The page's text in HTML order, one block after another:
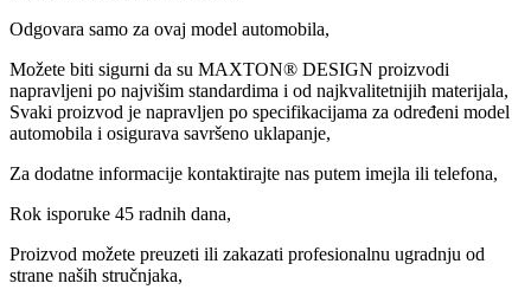
Odgovara samo za ovaj model automobila,
Možete biti sigurni da su MAXTON® DESIGN proizvodi
napravljeni po najvišim standardima i od najkvalitetnijih materijala,
Svaki proizvod je napravljen po specifikacijama za određeni model
automobila i osigurava savršeno uklapanje,
Za dodatne informacije kontaktirajte nas putem imejla ili telefona,
Rok isporuke 45 radnih dana,
Proizvod možete preuzeti ili zakazati profesionalnu ugradnju od
strane naših stručnjaka,